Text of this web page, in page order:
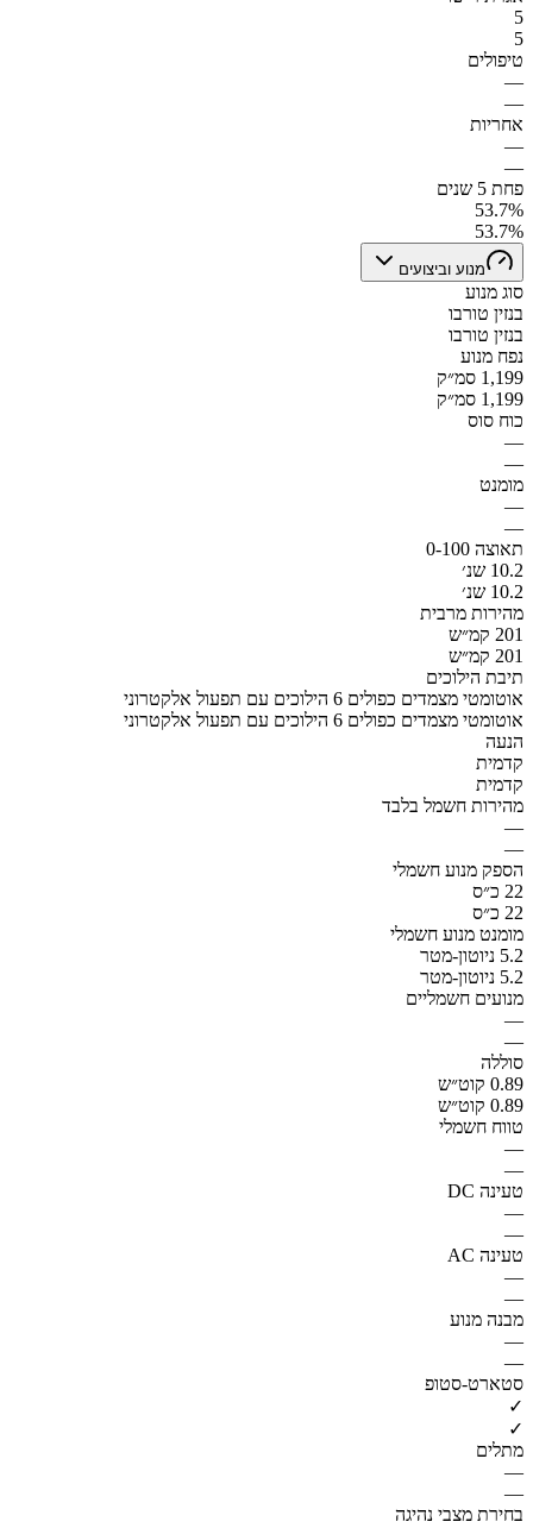
5
5
טיפולים
—
—
אחריות
—
—
פחת 5 שנים
53.7%
53.7%
מנוע וביצועים
סוג מנוע
בנזין טורבו
בנזין טורבו
נפח מנוע
1,199 סמ״ק
1,199 סמ״ק
כוח סוס
—
—
מומנט
—
—
תאוצה 0-100
10.2 שנ׳
10.2 שנ׳
מהירות מרבית
201 קמ״ש
201 קמ״ש
תיבת הילוכים
אוטומטי מצמדים כפולים 6 הילוכים עם תפעול אלקטרוני
אוטומטי מצמדים כפולים 6 הילוכים עם תפעול אלקטרוני
הנעה
קדמית
קדמית
מהירות חשמל בלבד
—
—
הספק מנוע חשמלי
22 כ״ס
22 כ״ס
מומנט מנוע חשמלי
5.2 ניוטון-מטר
5.2 ניוטון-מטר
מנועים חשמליים
—
—
סוללה
0.89 קוט״ש
0.89 קוט״ש
טווח חשמלי
—
—
טעינה DC
—
—
טעינה AC
—
—
מבנה מנוע
—
—
סטארט-סטופ
✓
✓
מתלים
—
—
בחירת מצבי נהיגה